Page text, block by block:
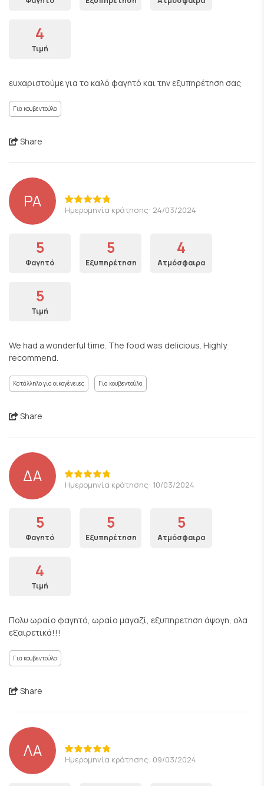
4
Τιμή
ευχαριστούμε για το καλό φαγητό και την εξυπηρέτηση σας
Για κουβεντούλα
Share
PA Ημερομηνία κράτησης: 24/03/2024
5
Φαγητό
5
Εξυπηρέτηση
4
Ατμόσφαιρα
5
Τιμή
We had a wonderful time. The food was delicious. Highly
recommend.
Κατάλληλο για οικογένειες Για κουβεντούλα
Share
ΔΑ Ημερομηνία κράτησης: 10/03/2024
5
Φαγητό
5
Εξυπηρέτηση
5
Ατμόσφαιρα
4
Τιμή
Πολυ ωραίο φαγητό, ωραίο μαγαζί, εξυπηρετηση άψογη, ολα
εξαιρετικά!!!
Για κουβεντούλα
Share
ΛΑ Ημερομηνία κράτησης: 09/03/2024